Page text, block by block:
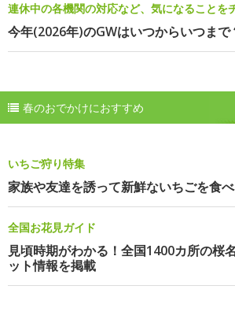
連休中の各機関の対応など、気になることを
今年(2026年)のGWはいつからいつまで
春のおでかけにおすすめ
いちご狩り特集
家族や友達を誘って新鮮ないちごを食
全国お花見ガイド
見頃時期がわかる！全国1400カ所の桜
ット情報を掲載